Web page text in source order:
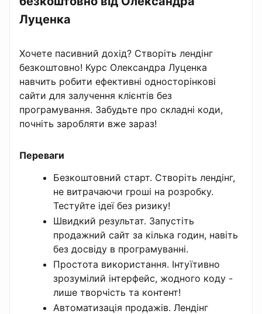
Луценка
Хочете пасивний дохід? Створіть лендінг
безкоштовно! Курс Олександра Луценка
навчить робити ефективні односторінкові
сайти для залучення клієнтів без
програмування. Забудьте про складні коди,
почніть заробляти вже зараз!
Переваги
Безкоштовний старт. Створіть лендінг,
не витрачаючи гроші на розробку.
Тестуйте ідеї без ризику!
Швидкий результат. Запустіть
продажний сайт за кілька годин, навіть
без досвіду в програмуванні.
Простота використання. Інтуїтивно
зрозумілий інтерфейс, жодного коду -
лише творчість та контент!
Автоматизація продажів. Лендінг